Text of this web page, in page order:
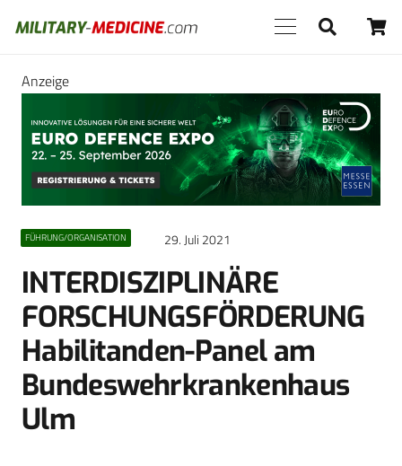
Anzeige
FÜHRUNG/ORGANISATION 29. Juli 2021
INTERDISZIPLINÄRE
FORSCHUNGSFÖRDERUNG
Habilitanden-Panel am
Bundeswehrkrankenhaus
Ulm